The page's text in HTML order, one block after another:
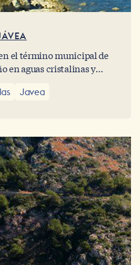
el término municipal de
en aguas cristalinas y
Javea